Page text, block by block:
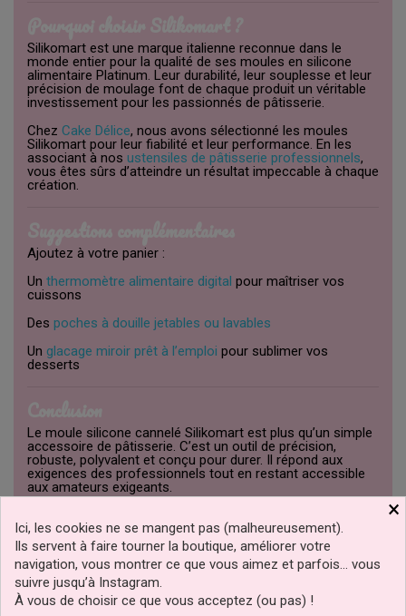
Silikomart est une marque italienne reconnue dans le
monde entier pour la qualité de ses moules en silicone
alimentaire Platinum. Leur durabilité, leur souplesse et leur
précision de moulage font de chaque produit un véritable
investissement pour les passionnés de pâtisserie.
Chez Cake Délice, nous avons sélectionné les moules
Silikomart pour leur fiabilité et leur performance. En les
associant à nos ustensiles de pâtisserie professionnels,
vous êtes sûrs d’atteindre un résultat impeccable à chaque
création.
Ajoutez à votre panier :
Un thermomètre alimentaire digital pour maîtriser vos
cuissons
Des poches à douille jetables ou lavables
Un glacage miroir prêt à l’emploi pour sublimer vos
desserts
Le moule silicone cannelé Silikomart est plus qu’un simple
accessoire de pâtisserie. C’est un outil de précision,
robuste, polyvalent et conçu pour durer. Il répond aux
exigences des professionnels tout en restant accessible
aux amateurs exigeants.
www.cakedelice.comet donnez à vos créations la touche
professionnelle qu’elles méritent.
Référence SF050/CANNELE/20.050.00.0065
CLIQUEZ ICI POUR LAISSER UN COMMENTAIRE
×
Ici, les cookies ne se mangent pas (malheureusement).
Ils servent à faire tourner la boutique, améliorer votre
navigation, vous montrer ce que vous aimez et parfois… vous
suivre jusqu’à Instagram.
À vous de choisir ce que vous acceptez (ou pas) !